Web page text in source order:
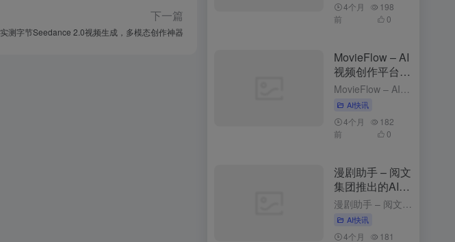
下一篇
实测字节Seedance 2.0视频生成，多模态创作神器
4个月
前
198
0
MovieFlow – AI
视频创作平台，
文本描述生成完
整视频
MovieFlow – AI视频创作平台，文本描述生成完整视频 3个月前发布 MovieFlow是什么 MovieFlow 是，能将用户的一句话、一个想法或一个完整剧本快速转化为几分钟到上百分钟的影片...
AI快讯
4个月
前
182
0
漫剧助手 – 阅文
集团推出的AI漫
剧创作平台
漫剧助手 – 阅文集团推出的AI漫剧创作平台 3周前发布 漫剧助手是什么 漫剧助手是阅文集团推出的AI漫剧创作平台，专为网文改编漫剧打造的一站式解决方案。平台整合10万+部阅文精品IP资源，支持从小说...
AI快讯
4个月
181